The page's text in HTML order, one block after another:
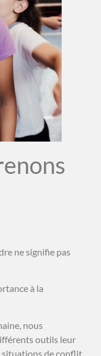
ne signifie pas
à la
nous
outils leur
de conflit.